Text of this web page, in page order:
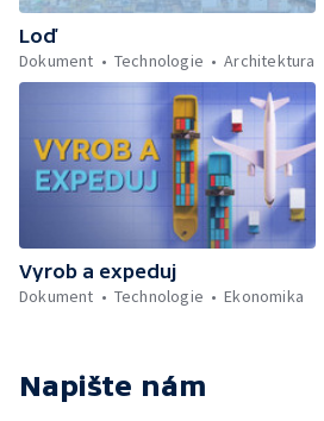
Loď
Dokument
Technologie Architektura
Vyrob a expeduj
Dokument
Technologie Ekonomika
Napište nám